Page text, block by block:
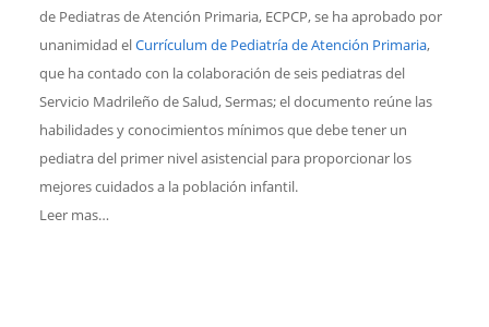
de Pediatras de Atención Primaria, ECPCP, se ha aprobado por
unanimidad elCurrículum de Pediatría de Atención Primaria,
que ha contado con la colaboración de seis pediatras del
Servicio Madrileño de Salud, Sermas; el documento reúne las
habilidades y conocimientos mínimos que debe tener un
pediatra del primer nivel asistencial para proporcionar los
mejores cuidados a la población infantil.
Leer mas…